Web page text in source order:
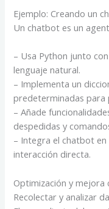
Ejemplo: Creando un
Un chatbot es un
– Usa Python junto
lenguaje natural.
– Implementa un
predeterminadas para
– Añade
despedidas y
– Integra el chatbot
interacción directa.
Optimización y mejora
Recolectar y analizar